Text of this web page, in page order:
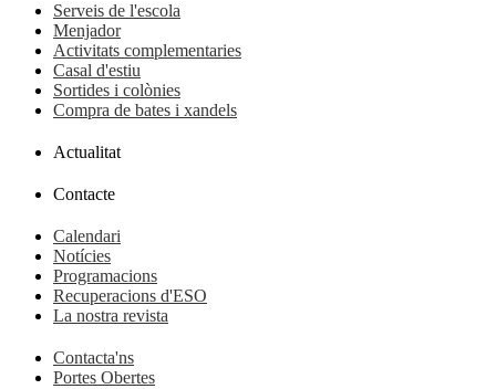
Serveis de l'escola
Menjador
Activitats complementaries
Casal d'estiu
Sortides i colònies
Compra de bates i xandels
Actualitat
Contacte
Calendari
Notícies
Programacions
Recuperacions d'ESO
La nostra revista
Contacta'ns
Portes Obertes